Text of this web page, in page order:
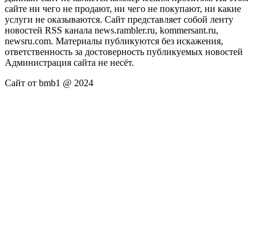
сайте ни чего не продают, ни чего не покупают, ни какие
услуги не оказываются. Сайт представляет собой ленту
новостей RSS канала news.rambler.ru, kommersant.ru,
newsru.com. Материалы публикуются без искажения,
ответственность за достоверность публикуемых новостей
Администрация сайта не несёт.
Сайт от bmb1 @ 2024